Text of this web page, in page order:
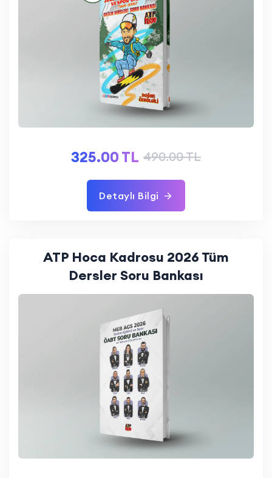
325.00 TL 490.00 TL
Detaylı Bilgi
ATP Hoca Kadrosu 2026 Tüm
Dersler Soru Bankası